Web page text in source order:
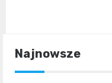
Najnowsze